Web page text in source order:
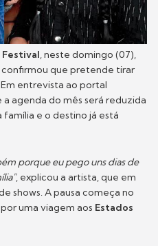
, neste domingo (07),
confirmou que pretende tirar
entrevista ao portal
agenda do mês será reduzida
família e o destino já está
porque eu pego uns dias de
, explicou a artista, que em
shows. A pausa começa no
uma viagem aos Estados